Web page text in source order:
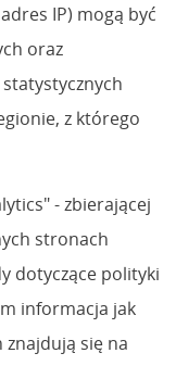
IP) mogą być
oraz
z którego
- zbierającej
stronach
dotyczące polityki
informacja jak
się na